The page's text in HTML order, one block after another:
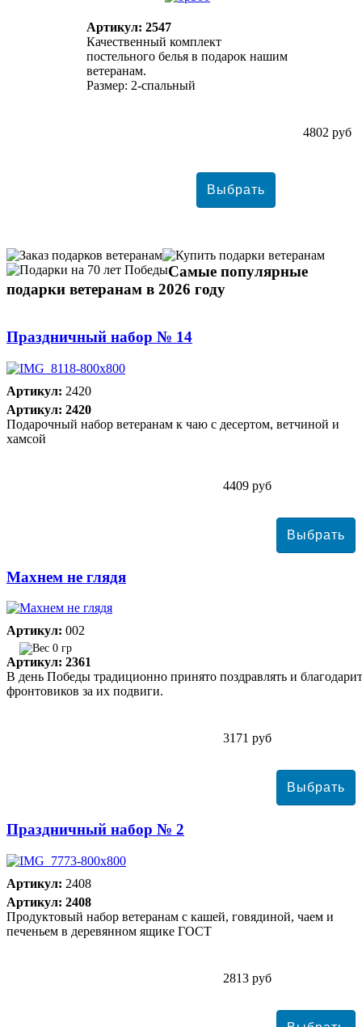
Артикул: 2547
Качественный комплект
постельного белья в подарок нашим
ветеранам.
Размер: 2-спальный
4802 руб
Самые популярные
подарки ветеранам в 2026 году
Праздничный набор № 14
Артикул: 2420
Артикул: 2420
Подарочный набор ветеранам к чаю с десертом, ветчиной и
хамсой
4409 руб
Махнем не глядя
Артикул: 002
0 гр
Артикул: 2361
В день Победы традиционно принято поздравлять и
фронтовиков за их подвиги.
3171 руб
Праздничный набор № 2
Артикул: 2408
Артикул: 2408
Продуктовый набор ветеранам с кашей, говядиной, чаем и
печеньем в деревянном ящике ГОСТ
2813 руб